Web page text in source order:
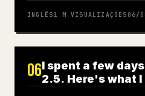
INGLÊS1 M VISUALIZAÇÕES06/
06I spent a few
2.5. Here's what